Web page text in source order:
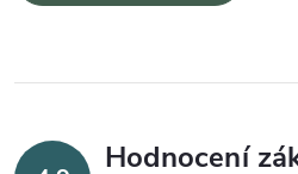
Hodnocení